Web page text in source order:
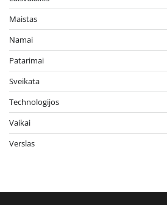
Maistas
Namai
Patarimai
Sveikata
Technologijos
Vaikai
Verslas